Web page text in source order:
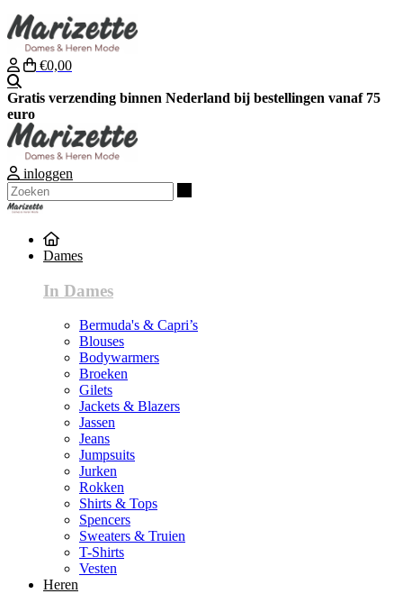
€0,00
Gratis verzending binnen Nederland bij bestellingen vanaf 75
euro
inloggen
Dames
In Dames
Bermuda's & Capri’s
Blouses
Bodywarmers
Broeken
Gilets
Jackets & Blazers
Jassen
Jeans
Jumpsuits
Jurken
Rokken
Shirts & Tops
Spencers
Sweaters & Truien
T-Shirts
Vesten
Heren